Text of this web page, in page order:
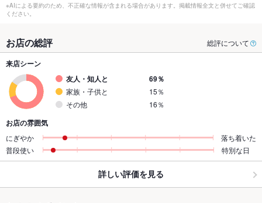
※AIによる要約のため、不正確な情報が含まれる場合があります。掲載情報全文と併せてご確認
ください。
お店の総評 総評について
来店シーン
友人・知人と
69％
家族・子供と
15％
その他
16％
お店の雰囲気
にぎやか
落ち着いた
普段使い
特別な日
詳しい評価を見る